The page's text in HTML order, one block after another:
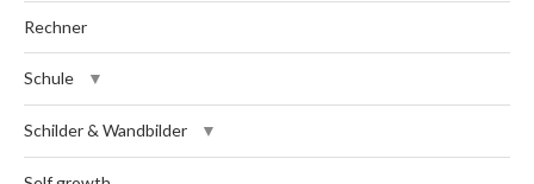
Rechner
Schule
Schilder & Wandbilder